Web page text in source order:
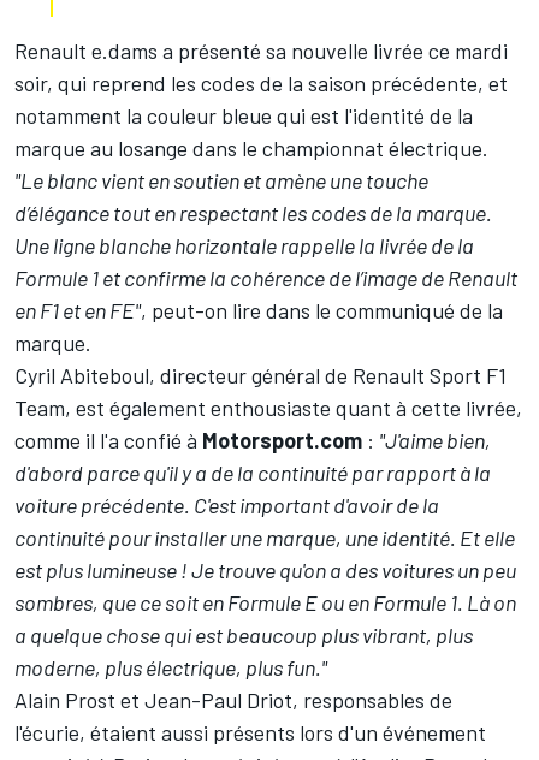
Renault e.dams a présenté sa nouvelle livrée ce mardi
soir, qui reprend les codes de la saison précédente, et
notamment la couleur bleue qui est l'identité de la
marque au losange dans le championnat électrique.
"Le blanc vient en soutien et amène une touche
d’élégance tout en respectant les codes de la marque.
Une ligne blanche horizontale rappelle la livrée de la
Formule 1 et confirme la cohérence de l’image de Renault
en F1 et en FE", peut-on lire dans le communiqué de la
marque.
Cyril Abiteboul, directeur général de Renault Sport F1
Team, est également enthousiaste quant à cette livrée,
comme il l'a confié à Motorsport.com : "J'aime bien,
d'abord parce qu'il y a de la continuité par rapport à la
voiture précédente. C'est important d'avoir de la
continuité pour installer une marque, une identité. Et elle
est plus lumineuse ! Je trouve qu'on a des voitures un peu
sombres, que ce soit en Formule E ou en Formule 1. Là on
a quelque chose qui est beaucoup plus vibrant, plus
moderne, plus électrique, plus fun."
Alain Prost et Jean-Paul Driot, responsables de
l'écurie, étaient aussi présents lors d'un événement